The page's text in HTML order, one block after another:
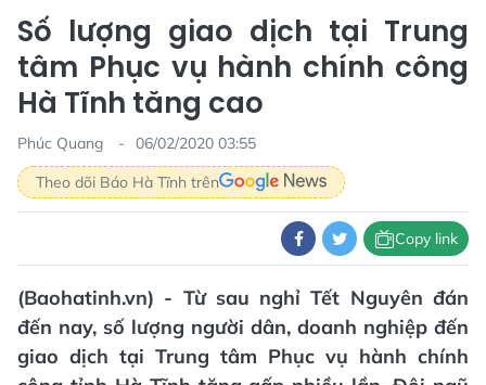
Số lượng giao dịch tại Trung
tâm Phục vụ hành chính công
Hà Tĩnh tăng cao
Phúc Quang
06/02/2020 03:55
Theo dõi Báo Hà Tĩnh trên
Copy link
(Baohatinh.vn) - Từ sau nghỉ Tết Nguyên đán
đến nay, số lượng người dân, doanh nghiệp đến
giao dịch tại Trung tâm Phục vụ hành chính